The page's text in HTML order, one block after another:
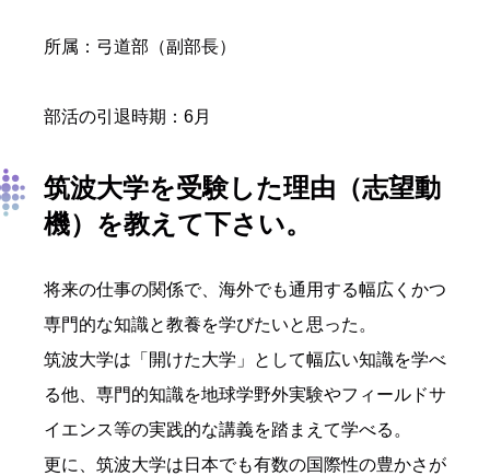
所属：弓道部（副部長）
部活の引退時期：6月
筑波大学を受験した理由（志望動
機）を教えて下さい。
将来の仕事の関係で、海外でも通用する幅広くかつ
専門的な知識と教養を学びたいと思った。
筑波大学は「開けた大学」として幅広い知識を学べ
る他、専門的知識を地球学野外実験やフィールドサ
イエンス等の実践的な講義を踏まえて学べる。
更に、筑波大学は日本でも有数の国際性の豊かさが